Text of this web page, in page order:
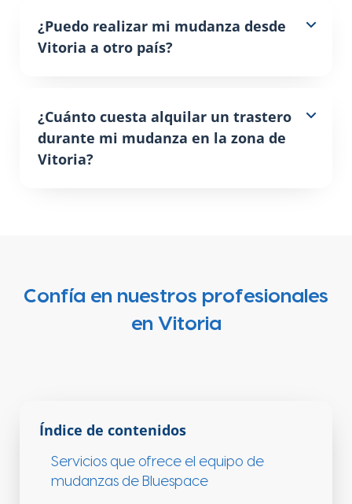
¿Puedo realizar mi mudanza desde
Vitoria a otro país?
¿Cuánto cuesta alquilar un trastero
durante mi mudanza en la zona de
Vitoria?
Confía en nuestros profesionales
en Vitoria
Índice de contenidos
Servicios que ofrece el equipo de
mudanzas de Bluespace